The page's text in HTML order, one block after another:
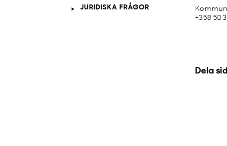
+358 50
Dela
JURIDISKA FRÅGOR